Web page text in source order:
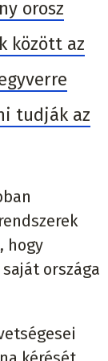
orosz
között az
tudják az
hogy
országa